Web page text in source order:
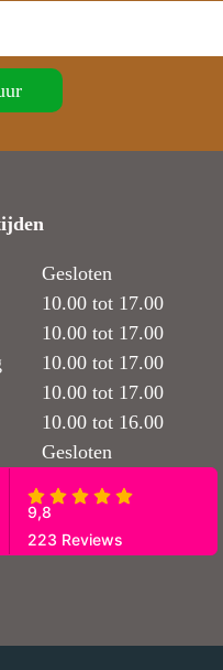
Gesloten
10.00 tot 17.00
10.00 tot 17.00
10.00 tot 17.00
10.00 tot 17.00
10.00 tot 16.00
Gesloten